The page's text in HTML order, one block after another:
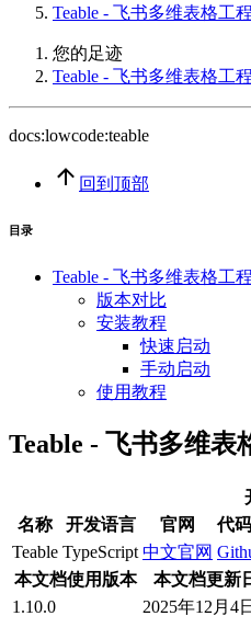
Teable - 飞书多维表格工
您的足迹
Teable - 飞书多维表格工
docs:lowcode:teable
回到顶部
目录
Teable - 飞书多维表格工
版本对比
安装教程
快速启动
手动启动
使用教程
Teable - 飞书多维
名称
开发语言 官网 代
Teable TypeScript 中文官网
本文档使用版本
本文档更新
1.10.0
2025年12月4日